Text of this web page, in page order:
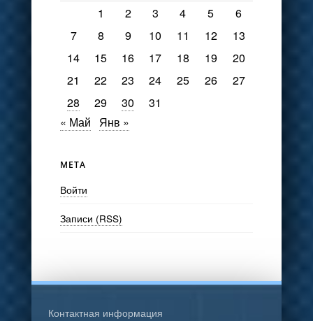
1 2 3 4 5
6
7
8 9 10 11 12
13
14
15 16 17 18 19
20
21
22 23 24 25 26
27
28
29 30
31
« Май
Янв »
МЕТА
Войти
Записи (RSS)
Контактная информация